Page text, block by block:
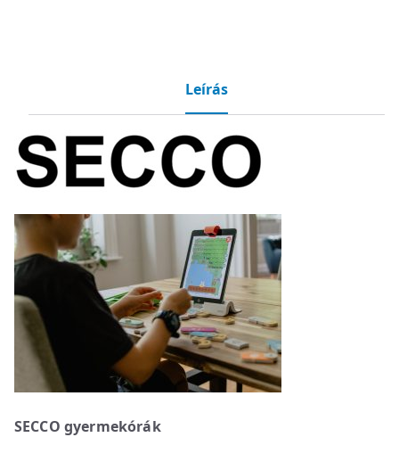
Leírás
SECCO gyermekórák